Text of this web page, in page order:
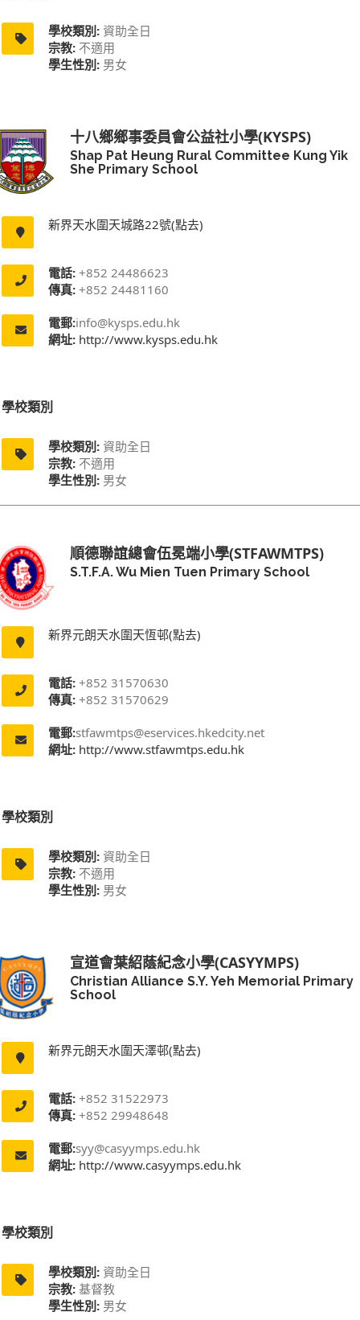
學校類別: 資助全日
宗教: 不適用
學生性別: 男女
十八鄉鄉事委員會公益社小學(KYSPS)
Shap Pat Heung Rural Committee Kung Yik
She Primary School
新界天水圍天城路22號(點去)
電話: +852 24486623
傳真: +852 24481160
電郵:info@kysps.edu.hk
網址: http://www.kysps.edu.hk
學校類別
學校類別: 資助全日
宗教: 不適用
學生性別: 男女
順德聯誼總會伍冕端小學(STFAWMTPS)
S.T.F.A. Wu Mien Tuen Primary School
新界元朗天水圍天恆邨(點去)
電話: +852 31570630
傳真: +852 31570629
電郵:stfawmtps@eservices.hkedcity.net
網址: http://www.stfawmtps.edu.hk
學校類別
學校類別: 資助全日
宗教: 不適用
學生性別: 男女
宣道會葉紹蔭紀念小學(CASYYMPS)
Christian Alliance S.Y. Yeh Memorial Primary
School
新界元朗天水圍天澤邨(點去)
電話: +852 31522973
傳真: +852 29948648
電郵:syy@casyymps.edu.hk
網址: http://www.casyymps.edu.hk
學校類別
學校類別: 資助全日
宗教: 基督教
學生性別: 男女